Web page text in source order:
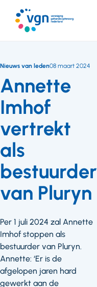
naar
hoofdinhoud
Annette
Imhof
vertrekt
als
bestuurder
van Pluryn
Nieuws van leden08 maart 2024
Per 1 juli 2024 zal Annette
Imhof stoppen als
bestuurder van Pluryn.
Annette: ‘Er is de
afgelopen jaren hard
gewerkt aan de